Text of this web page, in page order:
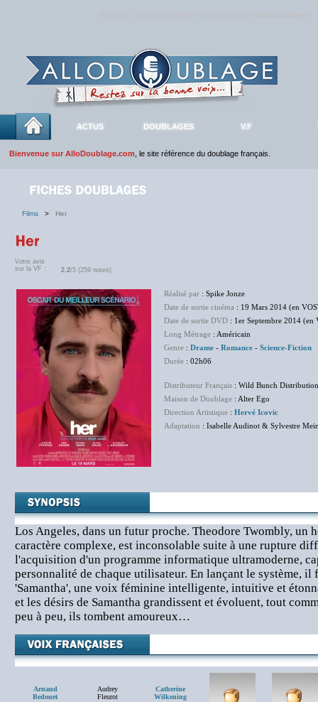
ACTUS DOUBLAGES V.F
Bienvenue sur AlloDoublage.com , le site référence du doublage français.
Films > Her
Votre avis
sur la VF :
2.2/5 (259 notes)
Réalisé par : Spike Jonze
Date de sortie cinéma : 19 Mars 2014 (en
Date de sortie DVD : 1er Septembre 2014 (en
Long Métrage : Américain
Genre : Drame - Romance - Science-Fiction
Durée : 02h06
Distributeur Français : Wild Bunch Distribution
Maison de Doublage : Alter Ego
Direction Artistique : Hervé Icovic
Adaptation : Isabelle Audinot & Sylvestre
Los Angeles, dans un futur proche. Theodore Twombly, un
caractère complexe, est inconsolable suite à une rupture
l'acquisition d'un programme informatique ultramoderne,
personnalité de chaque utilisateur. En lançant le système, il
'Samantha', une voix féminine intelligente, intuitive et
et les désirs de Samantha grandissent et évoluent, tout
peu à peu, ils tombent amoureux…
Arnaud
Bedouet
Audrey
Fleurot
Catherine
Wilkening